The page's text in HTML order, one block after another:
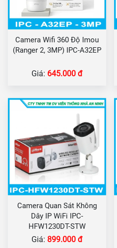
Camera Wifi 360 Độ Imou
(Ranger 2, 3MP) IPC-A32EP
Giá: 645.000 đ
Camera Quan Sát Không
Dây IP WiFi IPC-
HFW1230DT-STW
Giá: 899.000 đ